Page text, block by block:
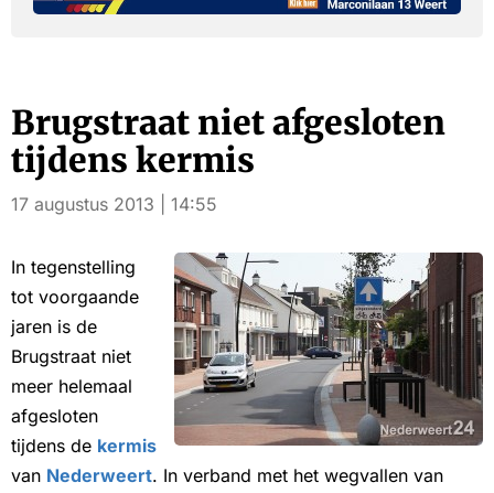
Brugstraat niet afgesloten
tijdens kermis
17 augustus 2013 | 14:55
In tegenstelling
tot voorgaande
jaren is de
Brugstraat niet
meer helemaal
afgesloten
tijdens de kermis
van Nederweert. In verband met het wegvallen van